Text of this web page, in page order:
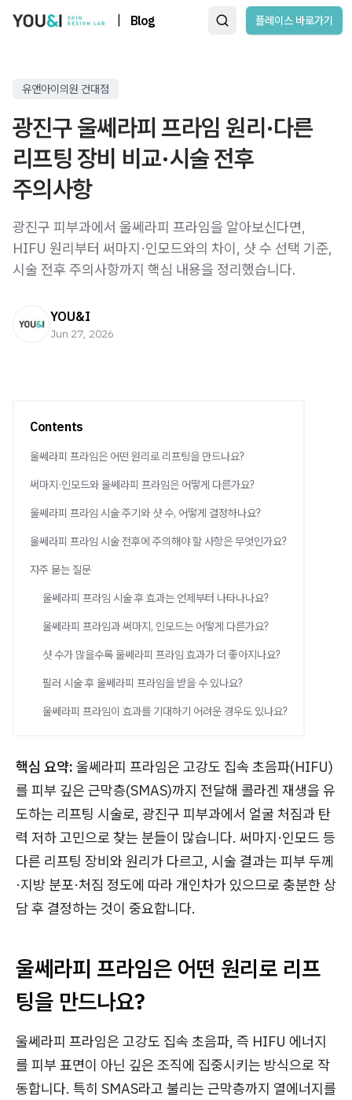
Blog 플레이스 바로가기
유앤아이의원 건대점
광진구 울쎄라피 프라임 원리·다른
리프팅 장비 비교·시술 전후
주의사항
광진구 피부과에서 울쎄라피 프라임을 알아보신다면,
HIFU 원리부터 써마지·인모드와의 차이, 샷 수 선택 기준,
시술 전후 주의사항까지 핵심 내용을 정리했습니다.
YOU&I
Jun 27, 2026
Contents
울쎄라피 프라임은 어떤 원리로 리프팅을 만드나요?
써마지·인모드와 울쎄라피 프라임은 어떻게 다른가요?
울쎄라피 프라임 시술 주기와 샷 수, 어떻게 결정하나요?
울쎄라피 프라임 시술 전후에 주의해야 할 사항은 무엇인가요?
자주 묻는 질문
울쎄라피 프라임 시술 후 효과는 언제부터 나타나나요?
울쎄라피 프라임과 써마지, 인모드는 어떻게 다른가요?
샷 수가 많을수록 울쎄라피 프라임 효과가 더 좋아지나요?
필러 시술 후 울쎄라피 프라임을 받을 수 있나요?
울쎄라피 프라임이 효과를 기대하기 어려운 경우도 있나요?
핵심 요약: 울쎄라피 프라임은 고강도 집속 초음파(HIFU)
를 피부 깊은 근막층(SMAS)까지 전달해 콜라겐 재생을 유
도하는 리프팅 시술로, 광진구 피부과에서 얼굴 처짐과 탄
력 저하 고민으로 찾는 분들이 많습니다. 써마지·인모드 등
다른 리프팅 장비와 원리가 다르고, 시술 결과는 피부 두께
·지방 분포·처짐 정도에 따라 개인차가 있으므로 충분한 상
담 후 결정하는 것이 중요합니다.
울쎄라피 프라임은 어떤 원리로 리프
팅을 만드나요?
울쎄라피 프라임은 고강도 집속 초음파, 즉 HIFU 에너지
를 피부 표면이 아닌 깊은 조직에 집중시키는 방식으로 작
동합니다. 특히 SMAS라고 불리는 근막층까지 열에너지를